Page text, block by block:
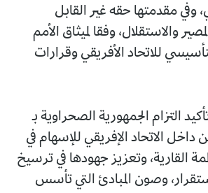
مقدمتها حقه غير القابل
والاستقلال، وفقا لميثاق الأمم
للاتحاد الأفريقي وقرارات
التزام الجمهورية الصحراوية بـ
الاتحاد الإفريقي للإسهام في
القارية، وتعزيز جهودها في ترسيخ
وصون المبادئ التي تأسس